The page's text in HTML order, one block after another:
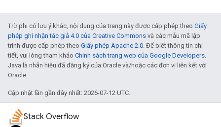
Trừ phi có lưu ý khác, nội dung của trang này được cấp phép theo Giấy
phép ghi nhận tác giả 4.0 của Creative Commons và các mẫu mã lập
trình được cấp phép theo Giấy phép Apache 2.0. Để biết thông tin chi
tiết, vui lòng tham khảo Chính sách trang web của Google Developers.
Java là nhãn hiệu đã đăng ký của Oracle và/hoặc các đơn vị liên kết với
Oracle.
Cập nhật lần gần đây nhất: 2026-07-12 UTC.
Stack Overflow